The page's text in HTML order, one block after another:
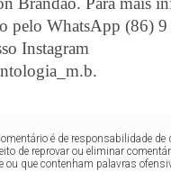
pelo WhatsApp (86)
Instagram
é de responsabilidade de
de reprovar ou eliminar
ou que contenham palavras